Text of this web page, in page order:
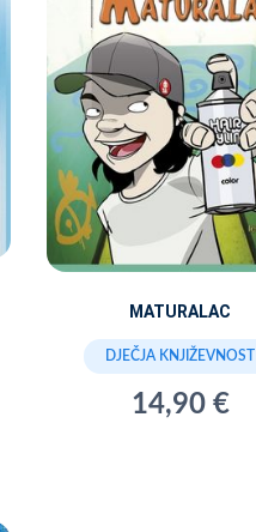
MATURALAC
DJEČJA KNJIŽEVNOST
14,90 €